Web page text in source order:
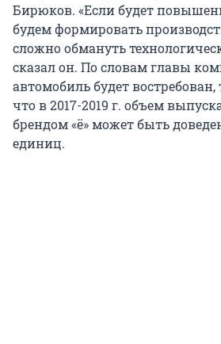
Бирюков. «Если будет
будем формировать
сложно обмануть
сказал он. По словам главы
автомобиль будет
что в 2017-2019 г. объем
брендом «ё» может быть
единиц.